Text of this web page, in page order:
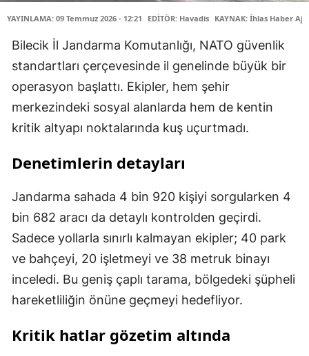
YAYINLAMA: 09 Temmuz 2026 - 12:21 EDİTÖR: Havadis KAYNAK: İhlas Haber
Bilecik İl Jandarma Komutanlığı, NATO güvenlik
standartları çerçevesinde il genelinde büyük bir
operasyon başlattı. Ekipler, hem şehir
merkezindeki sosyal alanlarda hem de kentin
kritik altyapı noktalarında kuş uçurtmadı.
Denetimlerin detayları
Jandarma sahada 4 bin 920 kişiyi sorgularken 4
bin 682 aracı da detaylı kontrolden geçirdi.
Sadece yollarla sınırlı kalmayan ekipler; 40 park
ve bahçeyi, 20 işletmeyi ve 38 metruk binayı
inceledi. Bu geniş çaplı tarama, bölgedeki şüpheli
hareketliliğin önüne geçmeyi hedefliyor.
Kritik hatlar gözetim altında